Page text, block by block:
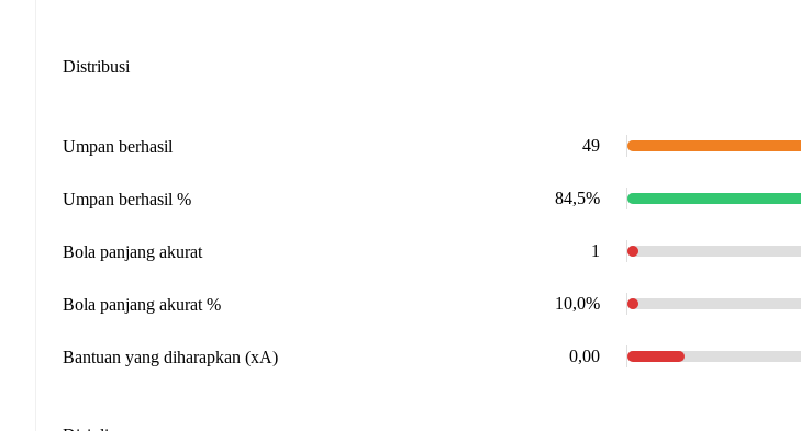
Distribusi
Umpan berhasil 49
Umpan berhasil % 84,5%
Bola panjang akurat 1
Bola panjang akurat % 10,0%
Bantuan yang diharapkan (xA) 0,00